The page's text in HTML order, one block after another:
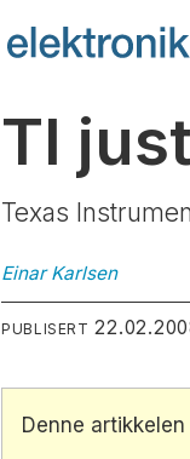
TI
Texas
Einar Karlsen
PUBLISERT
Denne